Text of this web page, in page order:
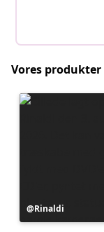
Vores
Opslag
offentliggjort
Rinaldi